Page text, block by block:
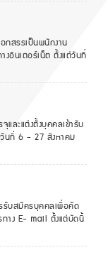
สรรเป็นพนักงาน
อินเตอร์เน็ต ตั้งแต่วันที่
และแต่งตั้งบุคคลเข้ารับ
นที่ 6 - 27 สิงหาคม
รับสมัครบุคคลเพื่อคัด
าง E- mail ตั้งแต่บัดนี้